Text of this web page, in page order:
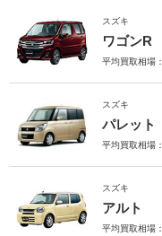
スズキ
ワゴンR
平均買取相場：
スズキ
パレット
平均買取相場：
スズキ
アルト
平均買取相場：